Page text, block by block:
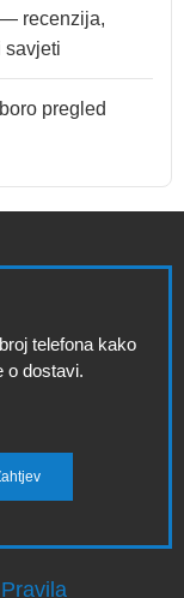
recenzija,
savjeti
pregled
telefona kako
o dostavi.
Pravila